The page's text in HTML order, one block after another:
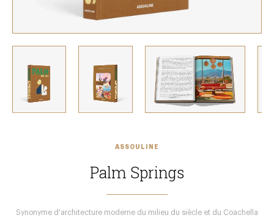
ASSOULINE
Palm Springs
Synonyme d'architecture moderne du milieu du siècle et du Coachella